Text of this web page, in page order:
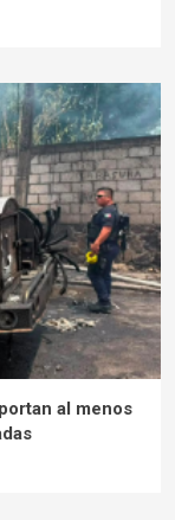
al menos